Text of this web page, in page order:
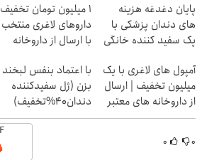
پایان دغدغه هزینه
های دندان پزشکی با
پک سفید کننده خانگی
۱ میلیون تومان تخفیف
داروهای لاغری منتخب
با ارسال از داروخانه
آمپول های لاغری با یک
میلیون تخفیف | ارسال
از داروخانه های معتبر
با اعتماد بنفس لبخند
بزن (ژل سفیدکننده
دندان40%تخفیف)
۰ ۰